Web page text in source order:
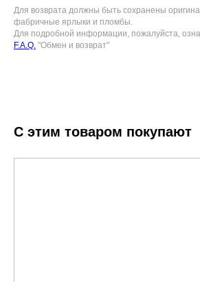
Для возврата должны быть сохранены
фабричные ярлыки и пломбы.
Для подробной информации, пожалуйста,
F.A.Q. "Обмен и возврат"
С этим товаром покупают